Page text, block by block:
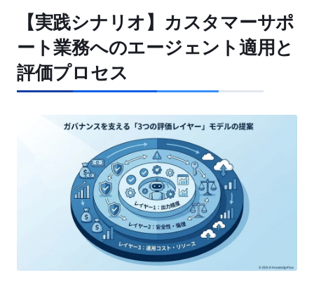
【実践シナリオ】カスタマーサポ
ート業務へのエージェント適用と
評価プロセス